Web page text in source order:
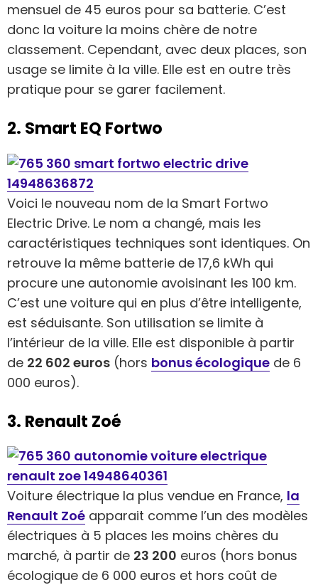
mensuel de 45 euros pour sa batterie. C’est
donc la voiture la moins chère de notre
classement. Cependant, avec deux places, son
usage se limite à la ville. Elle est en outre très
pratique pour se garer facilement.
2. Smart EQ Fortwo
Voici le nouveau nom de la Smart Fortwo
Electric Drive. Le nom a changé, mais les
caractéristiques techniques sont identiques. On
retrouve la même batterie de 17,6 kWh qui
procure une autonomie avoisinant les 100 km.
C’est une voiture qui en plus d’être intelligente,
est séduisante. Son utilisation se limite à
l’intérieur de la ville. Elle est disponible à partir
de 22 602 euros (hors bonus écologique de 6
000 euros).
3. Renault Zoé
Voiture électrique la plus vendue en France, la
Renault Zoé apparait comme l’un des modèles
électriques à 5 places les moins chères du
marché, à partir de 23 200 euros (hors bonus
écologique de 6 000 euros et hors coût de